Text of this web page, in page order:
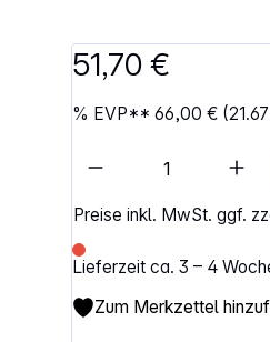
51,70 €
% EVP**66,00 €
Preise inkl. MwSt. ggf.
Lieferzeit ca. 3 – 4
Artikel Anzahl:
Zum Merkzettel